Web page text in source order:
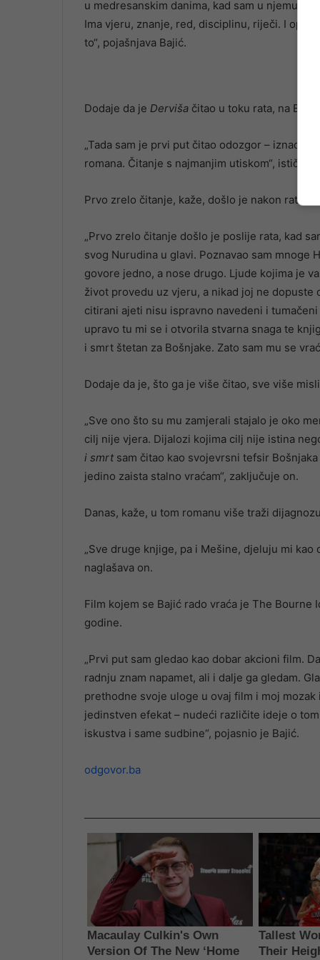
u medresanskim danima, kad sam u njemu
Ima vjeru, znanje, red, disciplinu, riječi. I
to“, pojašnjava Bajić.
Dodaje da je Derviša čitao u toku rata, na
„Tada sam je prvi put čitao odozgor – iznad
romana. Čitanje s najmanjim utiskom“, ističe on.
Prvo zrelo čitanje, kaže, došlo je nakon rata.
„Prvo zrelo čitanje došlo je poslije rata, kad
svog Nurudina u glavi. Poznavao sam mnoge
govore jedno, a nose drugo. Ljude kojima je
život provedu uz vjeru, a nikad joj ne dopuste
citirani ajeti nisu ispravno navedeni i
upravo tu mi se i otvorila stvarna snaga te
i smrt štetan za Bošnjake. Zato sam mu se
Dodaje da je, što ga je više čitao, sve više
„Sve ono što su mu zamjerali stajalo je oko
cilj nije vjera. Dijalozi kojima cilj nije istina
i smrt sam čitao kao svojevrsni tefsir
jedino zaista stalno vraćam“, zaključuje on.
Danas, kaže, u tom romanu više traži
„Sve druge knjige, pa i Mešine, djeluju mi kao
naglašava on.
Film kojem se Bajić rado vraća je The
godine.
„Prvi put sam gledao kao dobar akcioni film.
radnju znam napamet, ali i dalje ga gledam.
prethodne svoje uloge u ovaj film i moj
jedinstven efekat – nudeći različite ideje o
iskustva i same sudbine“, pojasnio je Bajić.
odgovor.ba